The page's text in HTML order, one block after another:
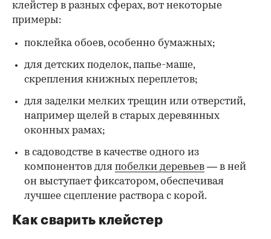
00:00 / 00:00
клейстер в разных сферах, вот некоторые
примеры:
поклейка обоев, особенно бумажных;
для детских поделок, папье-маше,
скрепления книжных переплетов;
для заделки мелких трещин или отверстий,
например щелей в старых деревянных
оконных рамах;
в садоводстве в качестве одного из
компонентов для побелки деревьев — в ней
он выступает фиксатором, обеспечивая
лучшее сцепление раствора с корой.
Как сварить клейстер